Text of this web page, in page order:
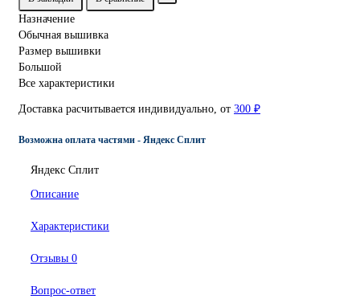
Назначение
Обычная вышивка
Размер вышивки
Большой
Все характеристики
Доставка расчитывается индивидуально, от 300 ₽
Возможна оплата частями - Яндекс Сплит
Яндекс Сплит
Описание
Характеристики
Отзывы 0
Вопрос-ответ